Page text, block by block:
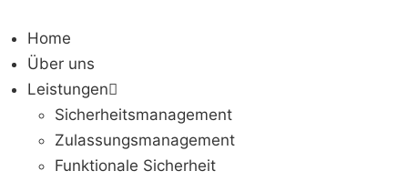
Inhalt
springen
Home
Über uns
Leistungen
Sicherheitsmanagement
Zulassungsmanagement
Funktionale Sicherheit